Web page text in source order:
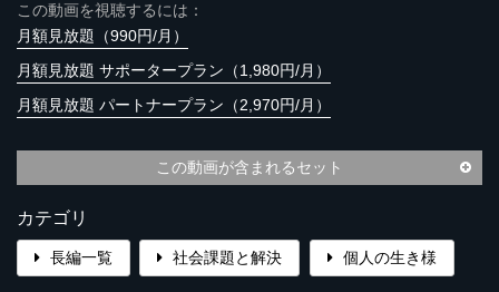
この動画を視聴するには：
月額見放題（990円/月）
月額見放題 サポータープラン（1,980円/月）
月額見放題 パートナープラン（2,970円/月）
この動画が含まれるセット
カテゴリ
長編一覧 社会課題と解決 個人の生き様